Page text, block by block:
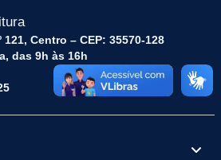
Centro – CEP: 35570-128
das 9h às 16h